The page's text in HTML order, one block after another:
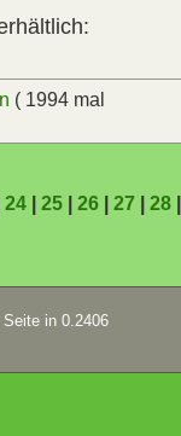
( 1994 mal
|24 |25 |26 |27 |28
in 0.2406